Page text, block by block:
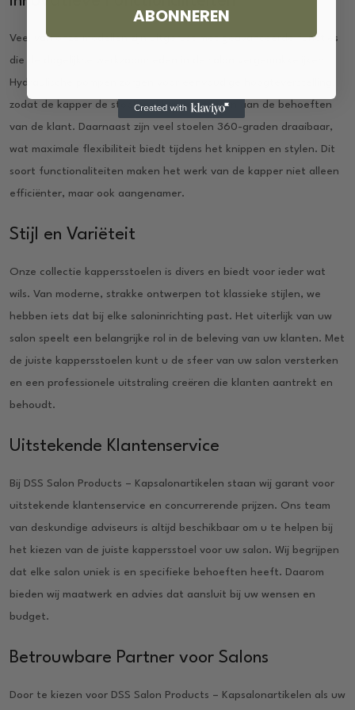
Veel van onze modellen zijn uitgerust met geavanceerde functies
die de dagelijkse werkzaamheden in de salon vergemakkelijken.
Hydraulische pompen zorgen voor eenvoudige hoogteverstelling,
zodat de kapper de stoel snel kan aanpassen aan de behoeften
van de klant. Daarnaast zijn veel stoelen 360-graden draaibaar,
wat maximale flexibiliteit biedt tijdens het knippen en stylen. Dit
soort functionaliteiten maken het werk van de kapper niet alleen
efficiënter, maar ook aangenamer.
Stijl en Variëteit
Onze collectie kappersstoelen is divers en biedt voor ieder wat
wils. Van moderne, strakke ontwerpen tot klassieke stijlen, we
hebben iets dat bij elke saloninrichting past. Het uiterlijk van uw
salon speelt een belangrijke rol in de beleving van uw klanten. Met
de juiste kappersstoelen kunt u de sfeer van uw salon versterken
en een professionele uitstraling creëren die klanten aantrekt en
behoudt.
Uitstekende Klantenservice
Bij DSS Salon Products – Kapsalonartikelen staan wij garant voor
uitstekende klantenservice en concurrerende prijzen. Ons team
van deskundige adviseurs is altijd beschikbaar om u te helpen bij
het kiezen van de juiste kappersstoel voor uw salon. Wij begrijpen
dat elke salon uniek is en specifieke behoeften heeft. Daarom
bieden wij maatwerk en advies dat aansluit bij uw wensen en
budget.
Betrouwbare Partner voor Salons
Door te kiezen voor DSS Salon Products – Kapsalonartikelen als uw
ABONNEREN